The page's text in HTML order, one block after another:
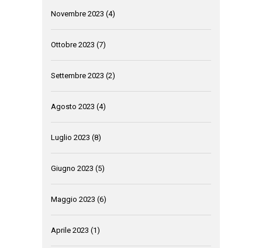
Novembre 2023 (4)
Ottobre 2023 (7)
Settembre 2023 (2)
Agosto 2023 (4)
Luglio 2023 (8)
Giugno 2023 (5)
Maggio 2023 (6)
Aprile 2023 (1)